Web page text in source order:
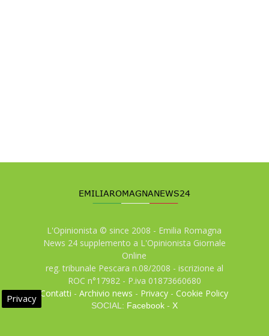
L'Opinionista © since 2008 - Emilia Romagna
News 24 supplemento a L'Opinionista Giornale
Online
reg. tribunale Pescara n.08/2008 - iscrizione al
ROC n°17982 - P.iva 01873660680
Contatti -Archivio news - Privacy -Cookie Policy
SOCIAL: Facebook- X
Privacy